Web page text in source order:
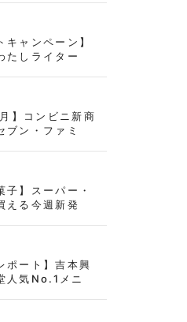
キャンペーン】
たしライター
】コンビニ新商
ブン・ファミ
子】スーパー・
える今週新発
ポート】吉本興
人気No.1メニ